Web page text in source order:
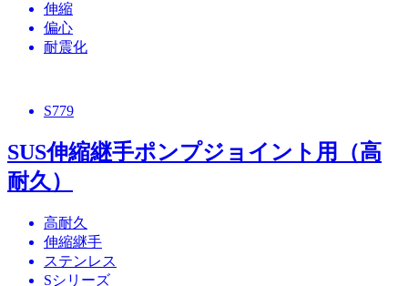
伸縮
偏心
耐震化
S779
SUS伸縮継手ポンプジョイント用（高
耐久）
高耐久
伸縮継手
ステンレス
Sシリーズ